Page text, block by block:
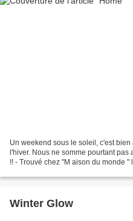
Un weekend sous le soleil, c'est
l'hiver. Nous ne somme pourtant
!! - Trouvé chez "M aison du monde
Winter Glow